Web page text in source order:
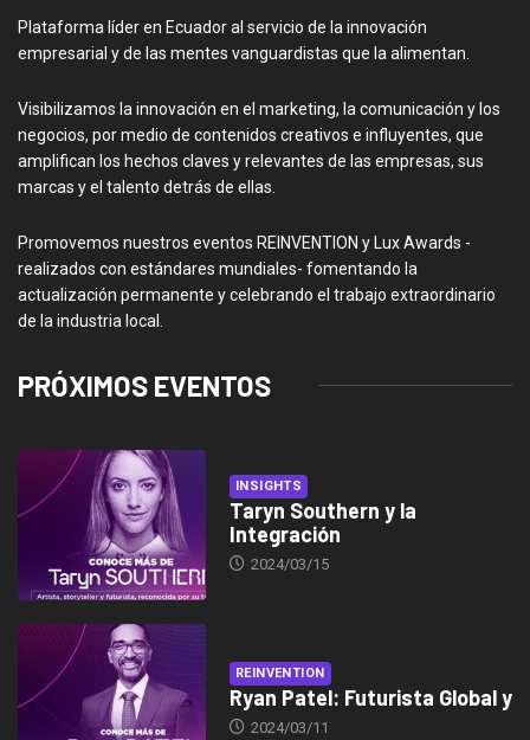
Plataforma líder en Ecuador al servicio de la innovación
empresarial y de las mentes vanguardistas que la alimentan.
Visibilizamos la innovación en el marketing, la comunicación y los
negocios, por medio de contenidos creativos e influyentes, que
amplifican los hechos claves y relevantes de las empresas, sus
marcas y el talento detrás de ellas.
Promovemos nuestros eventos REINVENTION y Lux Awards -
realizados con estándares mundiales- fomentando la
actualización permanente y celebrando el trabajo extraordinario
de la industria local.
PRÓXIMOS EVENTOS
INSIGHTS
Taryn Southern y la
Integración
2024/03/15
REINVENTION
Ryan Patel: Futurista Global y
2024/03/11